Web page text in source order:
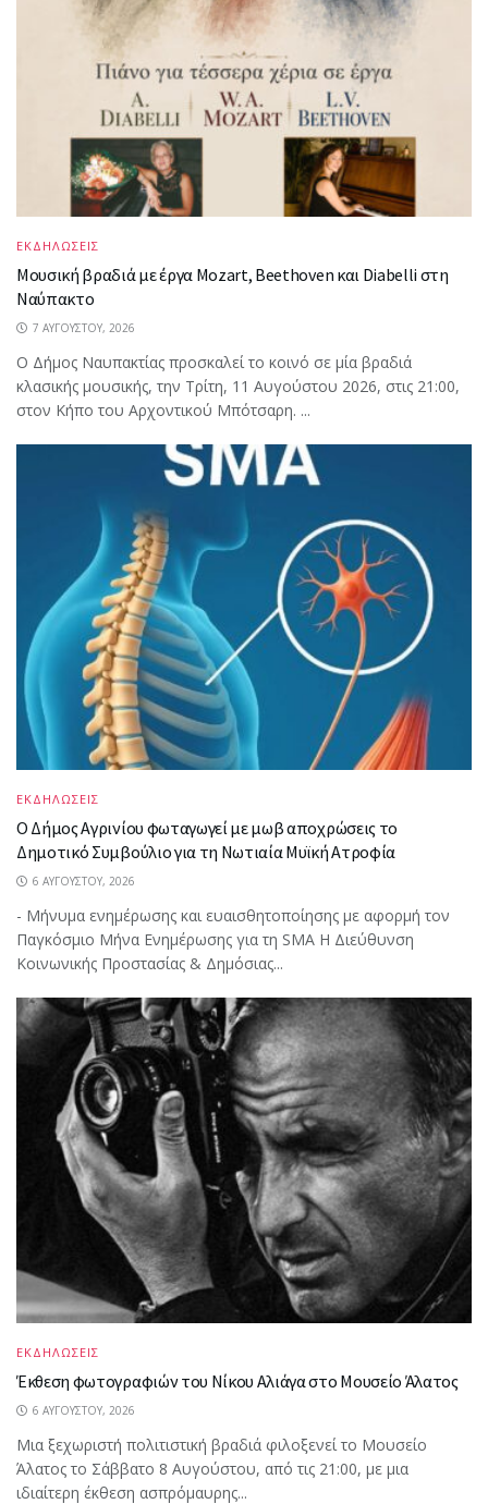
ΕΚΔΗΛΩΣΕΙΣ
Μουσική βραδιά με έργα Mozart, Beethoven και Diabelli στη
Ναύπακτο
7 ΑΥΓΟΎΣΤΟΥ, 2026
Ο Δήμος Ναυπακτίας προσκαλεί το κοινό σε μία βραδιά
κλασικής μουσικής, την Τρίτη, 11 Αυγούστου 2026, στις 21:00,
στον Κήπο του Αρχοντικού Μπότσαρη. ...
ΕΚΔΗΛΩΣΕΙΣ
Ο Δήμος Αγρινίου φωταγωγεί με μωβ αποχρώσεις το
Δημοτικό Συμβούλιο για τη Νωτιαία Μυϊκή Ατροφία
6 ΑΥΓΟΎΣΤΟΥ, 2026
- Μήνυμα ενημέρωσης και ευαισθητοποίησης με αφορμή τον
Παγκόσμιο Μήνα Ενημέρωσης για τη SMA Η Διεύθυνση
Κοινωνικής Προστασίας & Δημόσιας...
ΕΚΔΗΛΩΣΕΙΣ
Έκθεση φωτογραφιών του Νίκου Αλιάγα στο Μουσείο Άλατος
6 ΑΥΓΟΎΣΤΟΥ, 2026
Μια ξεχωριστή πολιτιστική βραδιά φιλοξενεί το Μουσείο
Άλατος το Σάββατο 8 Αυγούστου, από τις 21:00, με μια
ιδιαίτερη έκθεση ασπρόμαυρης...